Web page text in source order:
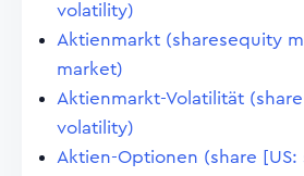
volatility)
Aktienmarkt (sharesequity
market)
Aktienmarkt-Volatilität
volatility)
Aktien-Optionen (share